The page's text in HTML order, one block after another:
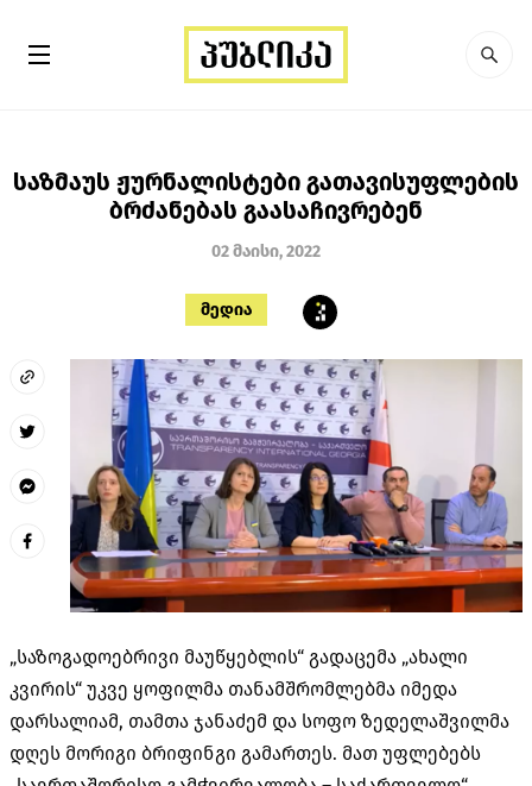
საზმაუს ჟურნალისტები გათავისუფლების
ბრძანებას გაასაჩივრებენ
02 მაისი, 2022
მედია
„საზოგადოებრივი მაუწყებლის“ გადაცემა „ახალი
კვირის“ უკვე ყოფილმა თანამშრომლებმა იმედა
დარსალიამ, თამთა ჯანაძემ და სოფო ზედელაშვილმა
დღეს მორიგი ბრიფინგი გამართეს. მათ უფლებებს